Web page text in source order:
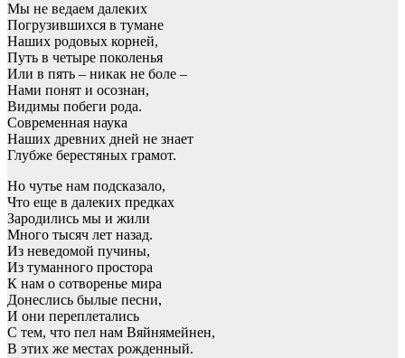
Мы не ведаем далеких
Погрузившихся в тумане
Наших родовых корней,
Путь в четыре поколенья
Или в пять – никак не боле –
Нами понят и осознан,
Видимы побеги рода.
Современная наука
Наших древних дней не знает
Глубже берестяных грамот.
Но чутье нам подсказало,
Что еще в далеких предках
Зародились мы и жили
Много тысяч лет назад.
Из неведомой пучины,
Из туманного простора
К нам о сотворенье мира
Донеслись былые песни,
И они переплетались
С тем, что пел нам Вяйнямейнен,
В этих же местах рожденный.